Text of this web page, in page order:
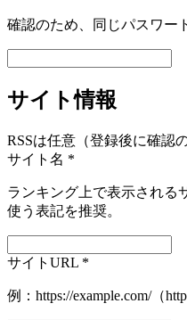
確認のため、同じパスワー
サイト情報
RSSは任意（登録後に確認
サイト名 *
ランキング上で表示される
使う表記を推奨。
サイトURL *
例： https://example.com/（